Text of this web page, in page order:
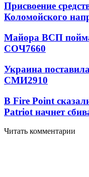
Присвоение
Коломойского
Майора ВСП
СОЧ7660
Украина
СМИ2910
В Fire Point
Patriot начнет
Читать комментарии